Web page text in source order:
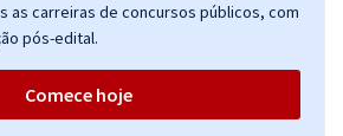
as carreiras de concursos públicos, com
pós-edital.
Comece hoje